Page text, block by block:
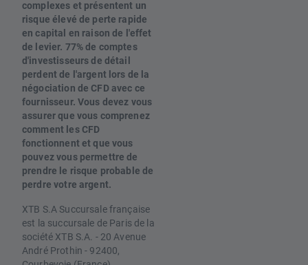
complexes et présentent un
risque élevé de perte rapide
en capital en raison de l'effet
de levier. 77% de comptes
d'investisseurs de détail
perdent de l'argent lors de la
négociation de CFD avec ce
fournisseur. Vous devez vous
assurer que vous comprenez
comment les CFD
fonctionnent et que vous
pouvez vous permettre de
prendre le risque probable de
perdre votre argent.
XTB S.A Succursale française
est la succursale de Paris de la
société XTB S.A. - 20 Avenue
André Prothin - 92400,